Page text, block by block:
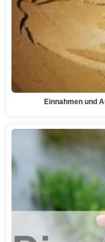
Einnahmen und